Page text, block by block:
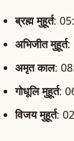
ब्रह्म मुहूर्त:
अभिजीत मुहूर्त:
अमृत काल:
गोधूलि मुहूर्त:
विजय मुहूर्त: